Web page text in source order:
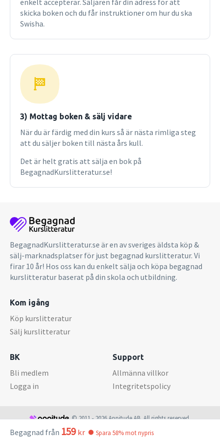
vid institutionen för socialt arbete, Göteborgs universitet,
och leg psykoterapeut. Hon är bl a specialiserad inom
områdena kris- och konflikthantering. Ingela Thylefors är
psykolog och universitetslektor i arbetspsykologi vid
aktuella forskningsområden är ledarskap, delaktighet och
tvärprofessionell samverkan. Hon arbetar också som
konsult med organisationspsykologiska frågor. De är ofta
anlitade som föreläsare och har, var för sig och
tillsammans, författat ett antal böcker. På Natur och
Kultur har tidigare utgivits (författarinitialer inom
1991), Männens röster (BLA, 1994), Om konflikter (BLA & IT,
1996), Syndabockar (IT, 1999) samt Psykosocialt
behandlingsarbete (BLA & IT, 1999).
enkelt accepterar. Säljaren får din adress för att
skicka boken och du får instruktioner om hur du ska
Swisha.
3) Mottag boken & sälj vidare
När du är färdig med din kurs så är nästa rimliga steg
att du säljer boken till nästa års kull.
Det är helt gratis att sälja en bok på
BegagnadKurslitteratur.se!
Begagnad från 159kr Spara 58% mot nypris
BegagnadKurslitteratur.se är en av sveriges äldsta köp &
sälj-marknadsplatser för just begagnad kurslitteratur. Vi
firar 10 år! Hos oss kan du enkelt sälja och köpa begagnad
kurslitteratur baserat på din skola och utbildning.
Kom igång
Köp kurslitteratur
Sälj kurslitteratur
BK
Bli medlem
Logga in
Support
Allmänna villkor
Integritetspolicy
© 2011 - 2026 Appitude AB. All rights reserved.